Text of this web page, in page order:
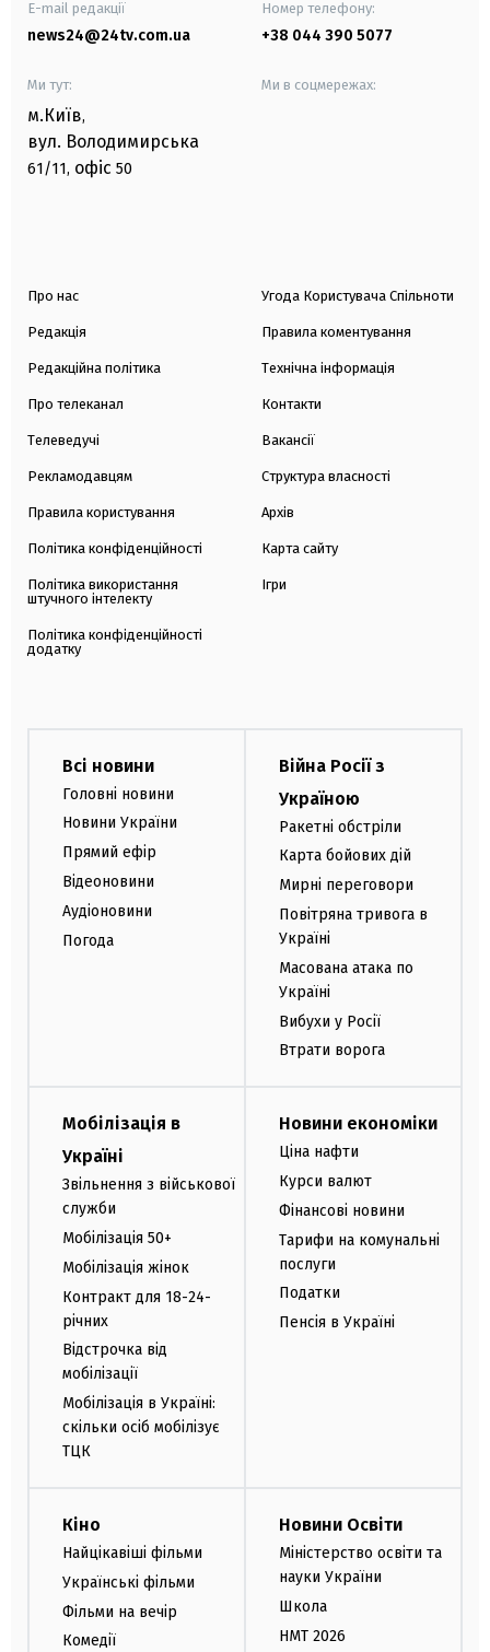
E-mail редакції
news24@24tv.com.ua
Номер телефону:
+38 044 390 5077
Ми тут:
м.Київ,
вул. Володимирська
61/11, офіс 50
Ми в соцмережах:
Про нас
Редакція
Редакційна політика
Про телеканал
Телеведучі
Рекламодавцям
Правила користування
Політика конфіденційності
Політика використання
штучного інтелекту
Політика конфіденційності
додатку
Угода Користувача Спільноти
Правила коментування
Технічна інформація
Контакти
Вакансії
Структура власності
Архів
Карта сайту
Ігри
Всі новини
Головні новини
Новини України
Прямий ефір
Відеоновини
Аудіоновини
Погода
Війна Росії з
Україною
Ракетні обстріли
Карта бойових дій
Мирні переговори
Повітряна тривога в
Україні
Масована атака по
Україні
Вибухи у Росії
Втрати ворога
Мобілізація в
Україні
Звільнення з військової
служби
Мобілізація 50+
Мобілізація жінок
Контракт для 18-24-
річних
Відстрочка від
мобілізації
Мобілізація в Україні:
скільки осіб мобілізує
ТЦК
Новини економіки
Ціна нафти
Курси валют
Фінансові новини
Тарифи на комунальні
послуги
Податки
Пенсія в Україні
Кіно
Найцікавіші фільми
Українські фільми
Фільми на вечір
Комедії
Новини Освіти
Міністерство освіти та
науки України
Школа
НМТ 2026